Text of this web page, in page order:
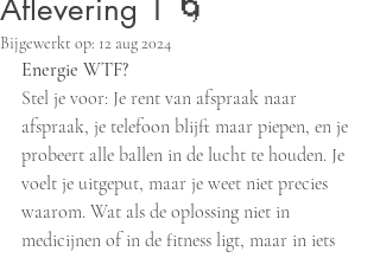
Aflevering 1 🌀
Bijgewerkt op: 12 aug 2024
Energie WTF?
Stel je voor: Je rent van afspraak naar
afspraak, je telefoon blijft maar piepen, en je
probeert alle ballen in de lucht te houden. Je
voelt je uitgeput, maar je weet niet precies
waarom. Wat als de oplossing niet in
medicijnen of in de fitness ligt, maar in iets